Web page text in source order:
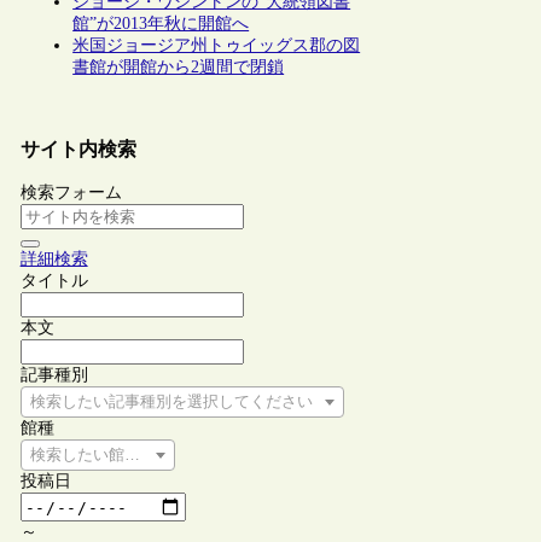
館”が2013年秋に開館へ
米国ジョージア州トゥイッグス郡の図
書館が開館から2週間で閉鎖
サイト内検索
検索フォーム
詳細検索
タイトル
本文
記事種別
検索したい記事種別を選択してください
館種
検索したい館種を選択してください
投稿日
～